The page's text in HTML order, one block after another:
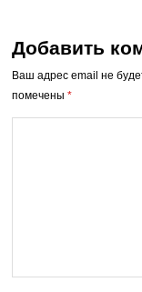
Добавить
Ваш адрес email не
помечены*